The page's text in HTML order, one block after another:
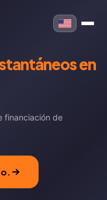
en
financiación de